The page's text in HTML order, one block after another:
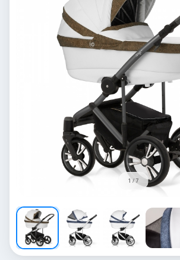
1 / 7